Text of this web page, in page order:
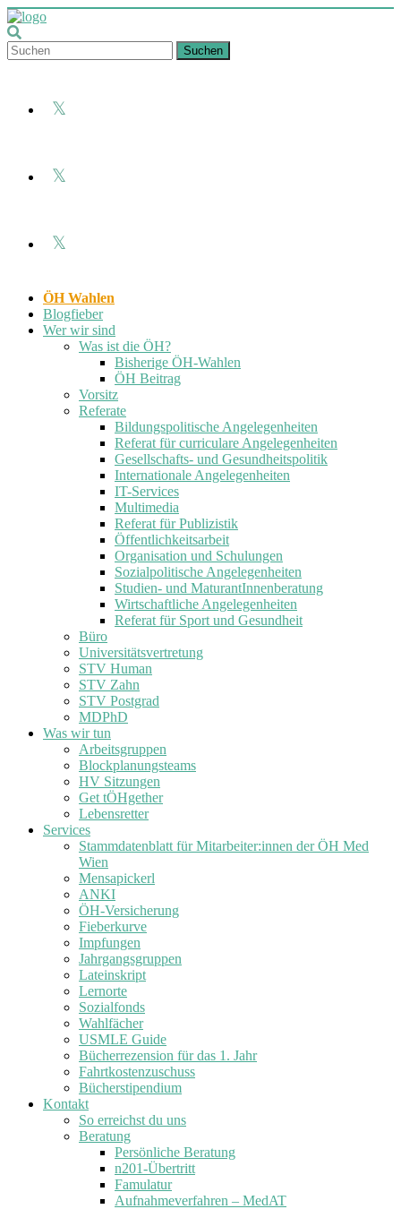
Skip
to
content
ÖH
Hochschüler_innenschaft
Medizinischen
Suchen
ÖH Wahlen
Blogfieber
Wer wir sind
Was ist die ÖH?
Bisherige ÖH-Wahlen
ÖH Beitrag
Vorsitz
Referate
Bildungspolitische Angelegenheiten
Referat für curriculare Angelegenheiten
Gesellschafts- und Gesundheitspolitik
Internationale Angelegenheiten
IT-Services
Multimedia
Referat für Publizistik
Öffentlichkeitsarbeit
Organisation und Schulungen
Sozialpolitische Angelegenheiten
Studien- und MaturantInnenberatung
Wirtschaftliche Angelegenheiten
Referat für Sport und Gesundheit
Büro
Universitätsvertretung
STV Human
STV Zahn
STV Postgrad
MDPhD
Was wir tun
Arbeitsgruppen
Blockplanungsteams
HV Sitzungen
Get tÖHgether
Lebensretter
Services
Stammdatenblatt für Mitarbeiter:innen der ÖH Med
Wien
Mensapickerl
ANKI
ÖH-Versicherung
Fieberkurve
Impfungen
Jahrgangsgruppen
Lateinskript
Lernorte
Sozialfonds
Wahlfächer
USMLE Guide
Bücherrezension für das 1. Jahr
Fahrtkostenzuschuss
Bücherstipendium
Kontakt
So erreichst du uns
Beratung
Persönliche Beratung
n201-Übertritt
Famulatur
Aufnahmeverfahren – MedAT